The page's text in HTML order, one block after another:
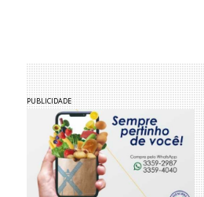
PUBLICIDADE